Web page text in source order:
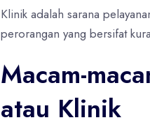
Klinik adalah sarana
perorangan yang bersifat
Macam-
atau Klinik